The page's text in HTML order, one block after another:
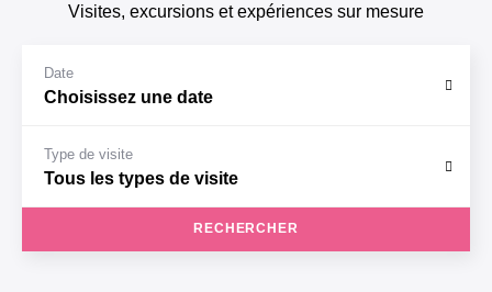
Visites, excursions et expériences sur mesure
Date
Type de visite
RECHERCHER